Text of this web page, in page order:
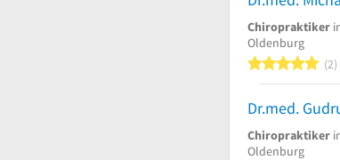
Chiropraktiker
Oldenburg
5
2
Chiropraktiker
Oldenburg